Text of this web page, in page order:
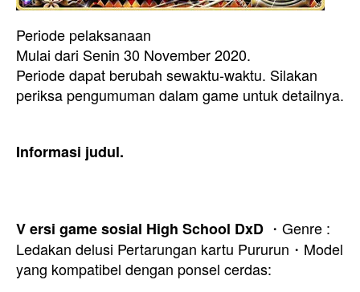
Periode pelaksanaan
Mulai dari Senin 30 November 2020.
Periode dapat berubah sewaktu-waktu. Silakan
periksa pengumuman dalam game untuk detailnya.
Informasi judul.
Versi game sosial High School DxD ・Genre :
Ledakan delusi Pertarungan kartu Pururun ・Model
yang kompatibel dengan ponsel cerdas: